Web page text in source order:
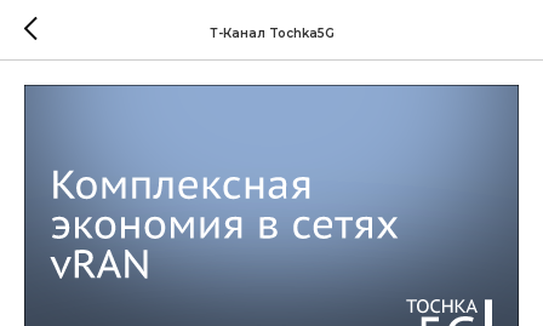
Т-Канал Tochka5G